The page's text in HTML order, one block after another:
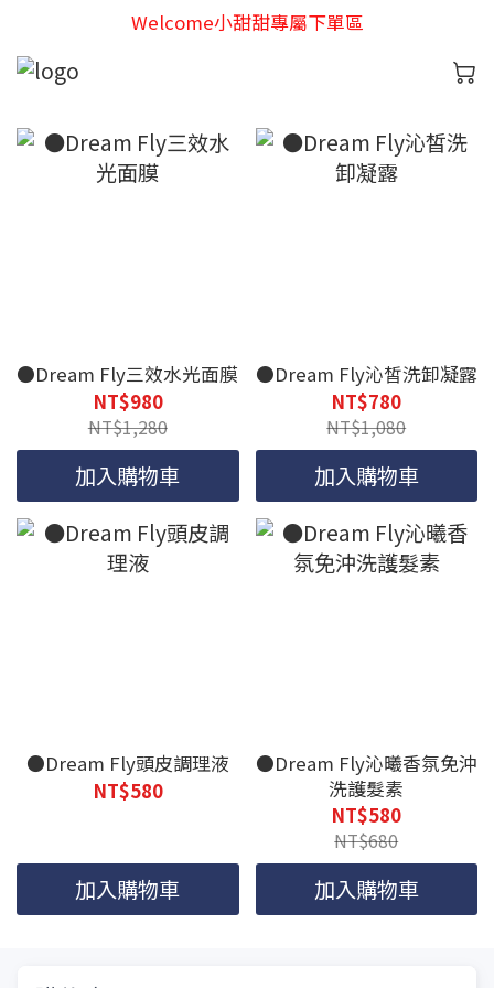
Welcome小甜甜專屬下單區
●Dream Fly三效水光面膜
NT$980
NT$1,280
加入購物車
●Dream Fly沁皙洗卸凝露
NT$780
NT$1,080
加入購物車
●Dream Fly頭皮調理液
NT$580
加入購物車
●Dream Fly沁曦香氛免沖
洗護髮素
NT$580
NT$680
加入購物車